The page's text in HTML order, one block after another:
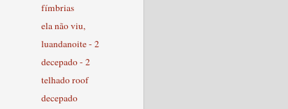
fímbrias
ela não viu,
luandanoite - 2
decepado - 2
telhado roof
decepado